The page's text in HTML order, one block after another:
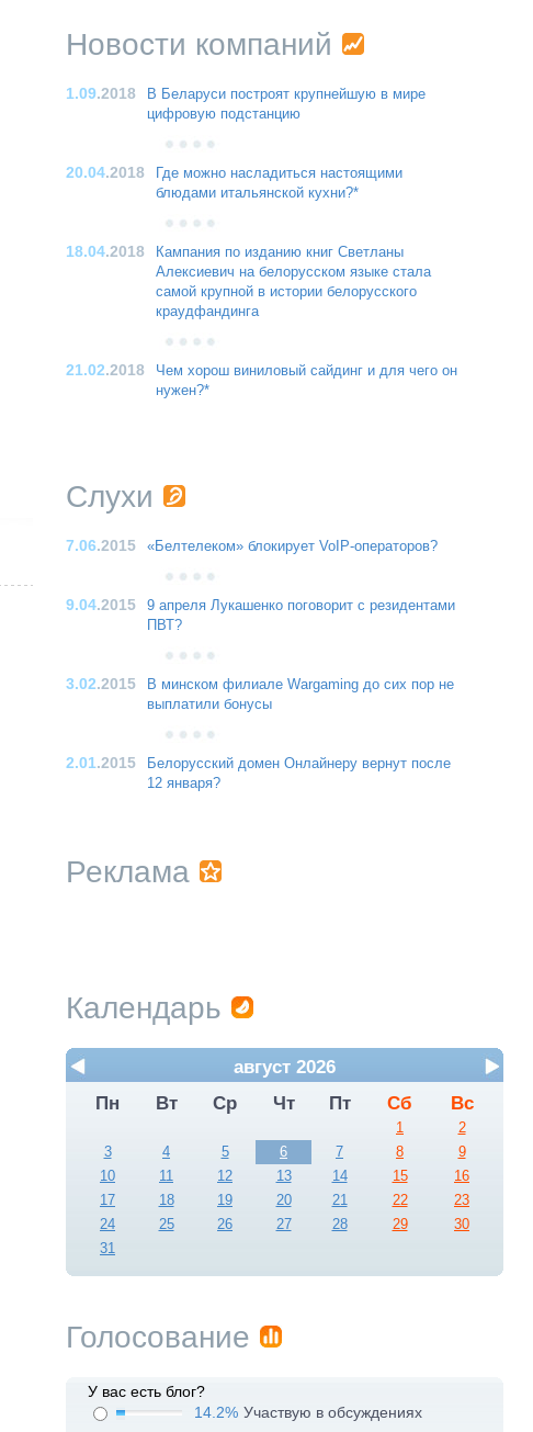
Новости компаний
1.09.2018
В Беларуси построят крупнейшую в мире
цифровую подстанцию
20.04.2018
Где можно насладиться настоящими
блюдами итальянской кухни?*
18.04.2018
Кампания по изданию книг Светланы
Алексиевич на белорусском языке стала
самой крупной в истории белорусского
краудфандинга
21.02.2018
Чем хорош виниловый сайдинг и для чего он
нужен?*
Слухи
7.06.2015 «Белтелеком» блокирует VoIP-операторов?
9.04.2015
9 апреля Лукашенко поговорит с резидентами
ПВТ?
3.02.2015
В минском филиале Wargaming до сих пор не
выплатили бонусы
2.01.2015
Белорусский домен Онлайнеру вернут после
12 января?
Реклама
Календарь
август 2026
Пн
Вт Ср Чт Пт Сб Вс
1
2
3
4 5 6 7 8
9
10
11 12 13 14 15
16
17
18 19 20 21 22
23
24
25 26 27 28 29
30
31
Голосование
У вас есть блог?
14.2% Участвую в обсуждениях